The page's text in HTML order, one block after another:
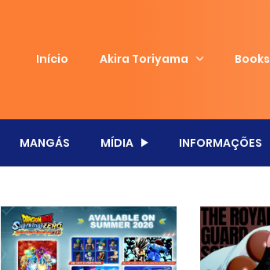
Início Akira Toriyama Books
MANGÁS MÍDIA INFORMAÇÕES